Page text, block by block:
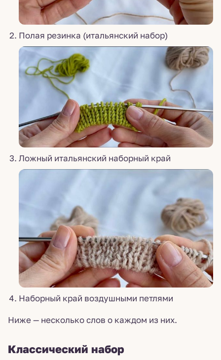
Полая резинка (итальянский набор)
Ложный итальянский наборный край
Наборный край воздушными петлями
Ниже — несколько слов о каждом из них.
Классический набор